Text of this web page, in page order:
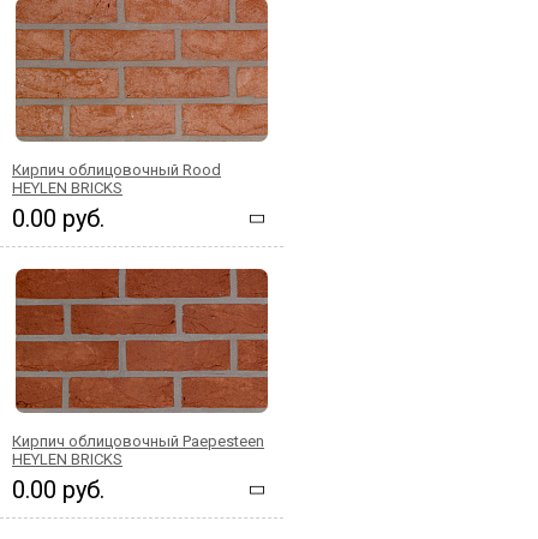
Кирпич облицовочный Rood
HEYLEN BRICKS
0.00 руб.
Кирпич облицовочный Paepesteen
HEYLEN BRICKS
0.00 руб.